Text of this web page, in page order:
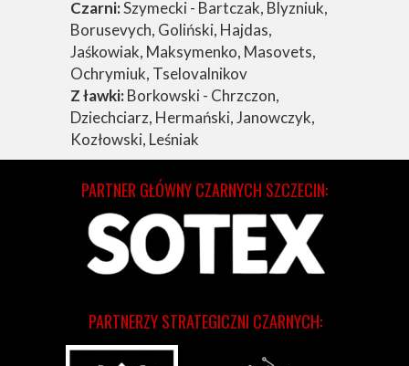
Czarni:Szymecki - Bartczak, Blyzniuk,
Borusevych, Goliński, Hajdas,
Jaśkowiak, Maksymenko, Masovets,
Ochrymiuk, Tselovalnikov
Z ławki:Borkowski - Chrzczon,
Dziechciarz, Hermański, Janowczyk,
Kozłowski, Leśniak
PARTNERZY STRATEGICZNI CZARNYCH:
PARTNER GŁÓWNY CZARNYCH SZCZECIN: